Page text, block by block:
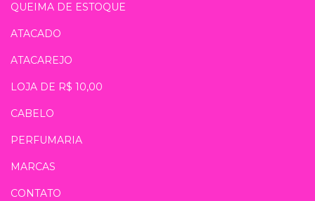
QUEIMA DE ESTOQUE
ATACADO
ATACAREJO
LOJA DE R$ 10,00
CABELO
PERFUMARIA
MARCAS
CONTATO